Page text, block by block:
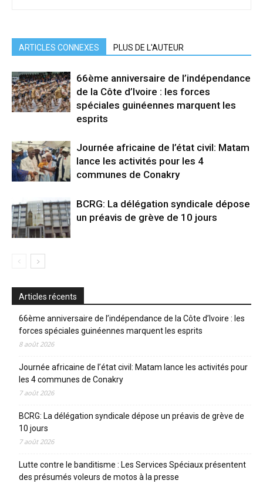
ARTICLES CONNEXES PLUS DE L'AUTEUR
66ème anniversaire de l’indépendance
de la Côte d’Ivoire : les forces
spéciales guinéennes marquent les
esprits
Journée africaine de l’état civil: Matam
lance les activités pour les 4
communes de Conakry
BCRG: La délégation syndicale dépose
un préavis de grève de 10 jours
Articles récents
66ème anniversaire de l’indépendance de la Côte d’Ivoire : les
forces spéciales guinéennes marquent les esprits
8 août 2026
Journée africaine de l’état civil: Matam lance les activités pour
les 4 communes de Conakry
7 août 2026
BCRG: La délégation syndicale dépose un préavis de grève de
10 jours
7 août 2026
Lutte contre le banditisme : Les Services Spéciaux présentent
des présumés voleurs de motos à la presse